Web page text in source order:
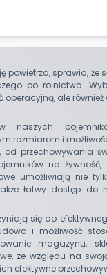
sprawia, że
po rolnictwo.
ale również
naszych
rozmiarom i
przechowywania
na
umożliwiają nie
łatwy dostęp
się do
i możliwość
magazynu,
ze względu na
efektywne